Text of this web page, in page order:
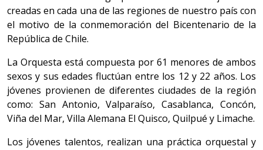
creadas en cada una de las regiones de nuestro país con
el motivo de la conmemoración del Bicentenario de la
República de Chile.
La Orquesta está compuesta por 61 menores de ambos
sexos y sus edades fluctúan entre los 12 y 22 años. Los
jóvenes provienen de diferentes ciudades de la región
como: San Antonio, Valparaíso, Casablanca, Concón,
Viña del Mar, Villa Alemana El Quisco, Quilpué y Limache.
Los jóvenes talentos, realizan una práctica orquestal y